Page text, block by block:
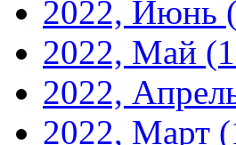
2022, Июнь
2022, Май
2022,
2022, Март